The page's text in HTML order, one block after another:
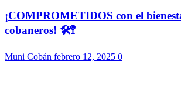
¡COMPROMETIDOS con el
cobaneros! 🛠️🚏
Muni Cobán febrero 12, 2025 0